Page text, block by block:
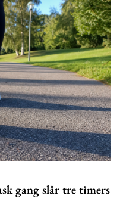
gang slår tre timers